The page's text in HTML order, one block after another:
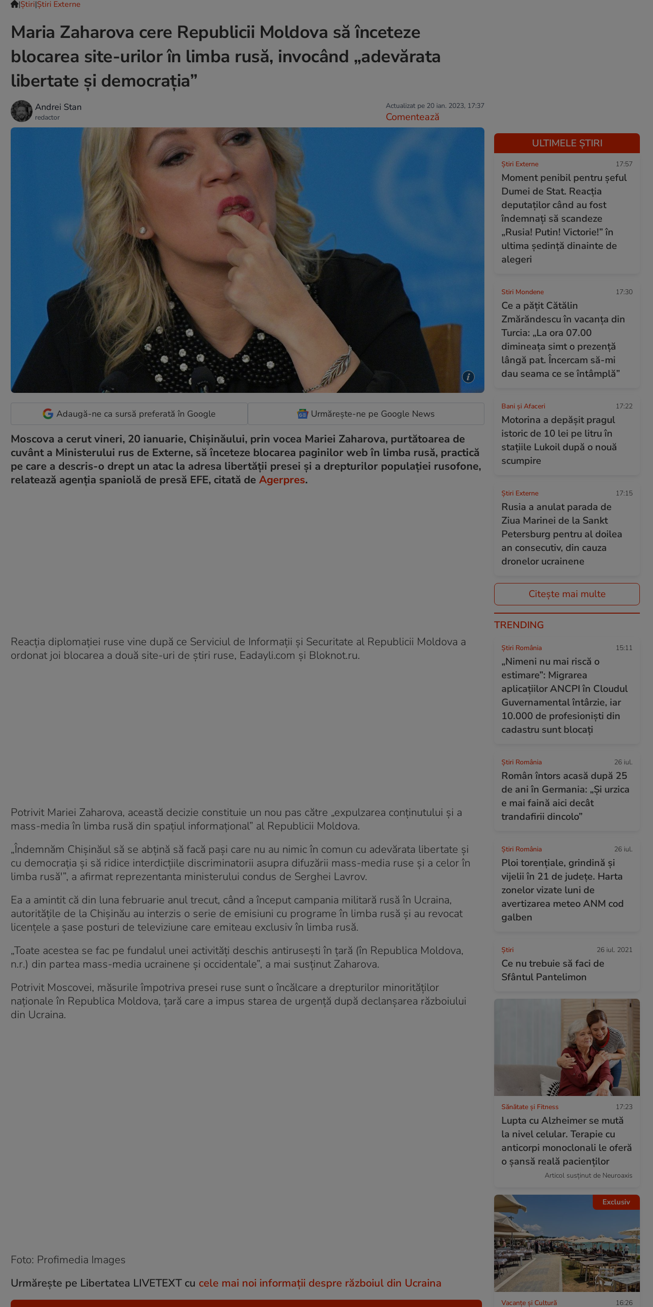
|Ştiri|Știri Externe
Maria Zaharova cere Republicii Moldova să înceteze
blocarea site-urilor în limba rusă, invocând „adevărata
libertate și democrația”
Andrei Stan
redactor
Actualizat pe 20 ian. 2023, 17:37
Comentează
Adaugă-ne ca sursă preferată în Google Urmărește-ne pe Google News
Moscova a cerut vineri, 20 ianuarie, Chișinăului, prin vocea Mariei Zaharova, purtătoarea de
cuvânt a Ministerului rus de Externe, să înceteze blocarea paginilor web în limba rusă, practică
pe care a descris-o drept un atac la adresa libertăţii presei şi a drepturilor populaţiei rusofone,
relatează agenţia spaniolă de presă EFE, citată de Agerpres.
Reacția diplomației ruse vine după ce Serviciul de Informaţii şi Securitate al Republicii Moldova a
ordonat joi blocarea a două site-uri de ştiri ruse, Eadayli.com şi Bloknot.ru.
Potrivit Mariei Zaharova, această decizie constituie un nou pas către „expulzarea conţinutului şi a
mass-media în limba rusă din spaţiul informaţional” al Republicii Moldova.
„Îndemnăm Chişinăul să se abţină să facă paşi care nu au nimic în comun cu adevărata libertate şi
cu democraţia şi să ridice interdicţiile discriminatorii asupra difuzării mass-media ruse şi a celor în
limba rusă'”, a afirmat reprezentanta ministerului condus de Serghei Lavrov.
Ea a amintit că din luna februarie anul trecut, când a început campania militară rusă în Ucraina,
autorităţile de la Chişinău au interzis o serie de emisiuni cu programe în limba rusă şi au revocat
licenţele a şase posturi de televiziune care emiteau exclusiv în limba rusă.
„Toate acestea se fac pe fundalul unei activităţi deschis antiruseşti în ţară (în Republica Moldova,
n.r.) din partea mass-media ucrainene şi occidentale”, a mai susținut Zaharova.
Potrivit Moscovei, măsurile împotriva presei ruse sunt o încălcare a drepturilor minorităţilor
naţionale în Republica Moldova, ţară care a impus starea de urgenţă după declanşarea războiului
din Ucraina.
Foto: Profimedia Images
Urmărește pe Libertatea LIVETEXT cu cele mai noi informații despre războiul din Ucraina
ULTIMELE ȘTIRI
Știri Externe 17:57
Moment penibil pentru șeful
Dumei de Stat. Reacția
deputaților când au fost
îndemnați să scandeze
„Rusia! Putin! Victorie!” în
ultima ședință dinainte de
alegeri
Stiri Mondene 17:30
Ce a pățit Cătălin
Zmărăndescu în vacanța din
Turcia: „La ora 07.00
dimineața simt o prezență
lângă pat. Încercam să-mi
dau seama ce se întâmplă”
Bani și Afaceri 17:22
Motorina a depășit pragul
istoric de 10 lei pe litru în
stațiile Lukoil după o nouă
scumpire
Știri Externe 17:15
Rusia a anulat parada de
Ziua Marinei de la Sankt
Petersburg pentru al doilea
an consecutiv, din cauza
dronelor ucrainene
Citește mai multe
TRENDING
Știri România 15:11
„Nimeni nu mai riscă o
estimare”: Migrarea
aplicațiilor ANCPI în Cloudul
Guvernamental întârzie, iar
10.000 de profesioniști din
cadastru sunt blocați
Știri România 26 iul.
Român întors acasă după 25
de ani în Germania: „Și urzica
e mai faină aici decât
trandafirii dincolo”
Știri România 26 iul.
Ploi torențiale, grindină și
vijelii în 21 de județe. Harta
zonelor vizate luni de
avertizarea meteo ANM cod
galben
Ştiri 26 iul. 2021
Ce nu trebuie să faci de
Sfântul Pantelimon
Sănătate și Fitness 17:23
Lupta cu Alzheimer se mută
la nivel celular. Terapie cu
anticorpi monoclonali le oferă
o șansă reală pacienților
Articol susținut de Neuroaxis
Exclusiv
Vacanțe și Cultură 16:26